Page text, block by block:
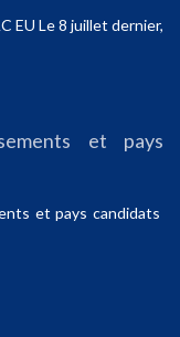
EU Le 8 juillet dernier,
et pays
et pays candidats